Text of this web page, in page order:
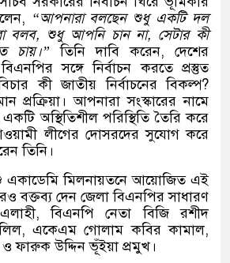
“আপনারা বলছেন শুধু একটি দল
বলব, শুধু আপনি চান না, সেটার কী
চায়।” তিনি দাবি করেন, দেশের
সঙ্গে নির্বাচন করতে প্রস্তুত
কী জাতীয় নির্বাচনের বিকল্প?
প্রক্রিয়া। আপনারা সংস্কারের নামে
একটি অস্থিতিশীল পরিস্থিতি তৈরি করে
লীগের দোসরদের সুযোগ করে
তিনি।
একাডেমি মিলনায়তনে আয়োজিত এই
বক্তব্য দেন জেলা বিএনপির সাধারণ
বিএনপি নেতা বিজি রশীদ
একেএম গোলাম কবির কামাল,
ফারুক উদ্দিন ভূঁইয়া প্রমুখ।